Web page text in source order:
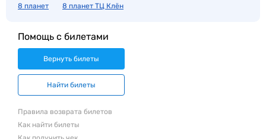
8 планет 8 планет ТЦ Клён
Помощь с билетами
Вернуть билеты
Найти билеты
Правила возврата билетов
Как найти билеты